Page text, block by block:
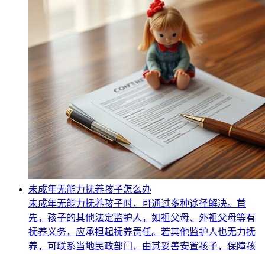
未成年无能力抚养孩子怎么办
未成年无能力抚养孩子时，可通过多种途径解决。首
先，孩子的其他法定监护人，如祖父母、外祖父母等有
抚养义务，应承担起抚养责任。若其他监护人也无力抚
养，可联系当地民政部门，由其妥善安置孩子，保障孩